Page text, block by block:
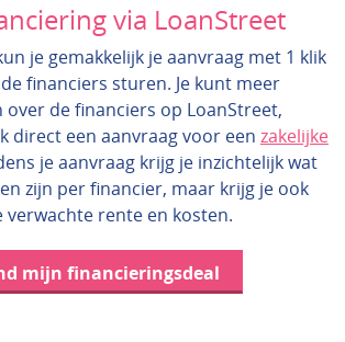
via LoanStreet
je gemakkelijk je aanvraag met 1 klik
financiers sturen. Je kunt meer
de financiers op LoanStreet,
direct een aanvraag voor een zakelijke
je aanvraag krijg je inzichtelijk wat
zijn per financier, maar krijg je ook
verwachte rente en kosten.
mijn financieringsdeal